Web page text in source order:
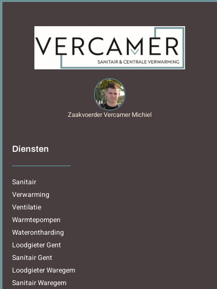
Zaakvoerder Vercamer Michiel
Diensten
Sanitair
Verwarming
Ventilatie
Warmtepompen
Waterontharding
Loodgieter Gent
Sanitair Gent
Loodgieter Waregem
Sanitair Waregem